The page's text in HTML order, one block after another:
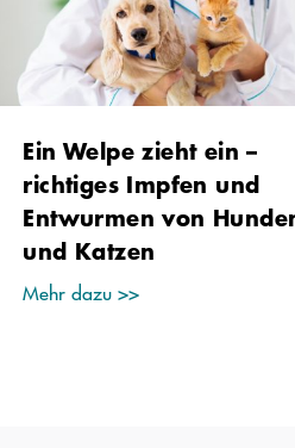
Ein Welpe zieht ein –
richtiges Impfen und
Entwurmen von
und Katzen
Mehr dazu >>